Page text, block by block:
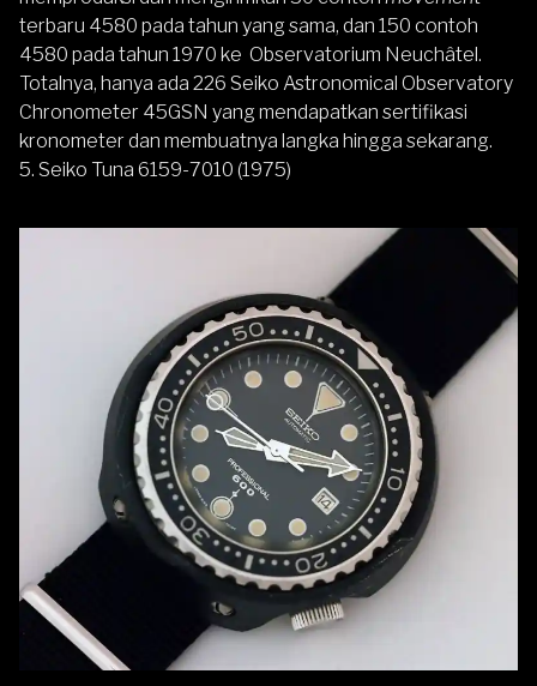
terbaru 4580 pada tahun yang sama, dan 150 contoh
4580 pada tahun 1970 ke Observatorium Neuchâtel.
Totalnya, hanya ada 226 Seiko Astronomical Observatory
Chronometer 45GSN yang mendapatkan sertifikasi
kronometer dan membuatnya langka hingga sekarang.
5. Seiko Tuna 6159-7010 (1975)